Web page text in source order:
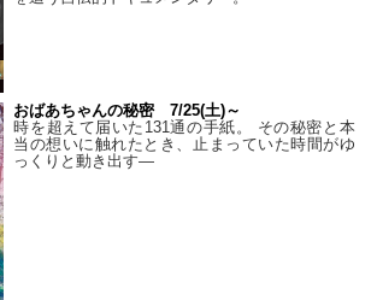
おばあちゃんの秘密 7/25(土)～
時を超えて届いた131通の手紙。 その秘密と本
当の想いに触れたとき、止まっていた時間がゆ
っくりと動き出す―